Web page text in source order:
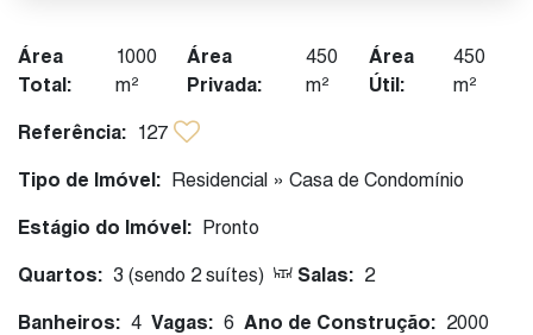
Área
Total:
1000
m²
Área
Privada:
450
m²
Área
Útil:
450
m²
Referência: 127
Tipo de Imóvel: Residencial » Casa de Condomínio
Estágio do Imóvel: Pronto
Quartos: 3 (sendo 2 suítes) Salas: 2
Banheiros: 4 Vagas: 6 Ano de Construção: 2000